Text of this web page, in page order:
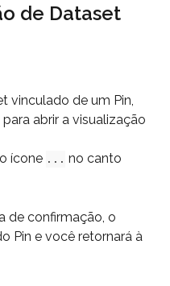
de Dataset
vinculado de um Pin,
abrir a visualização
ícone ... no canto
de confirmação, o
Pin e você retornará à